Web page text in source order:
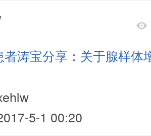
者涛宝分享：关于腺样体
5-1 00:20